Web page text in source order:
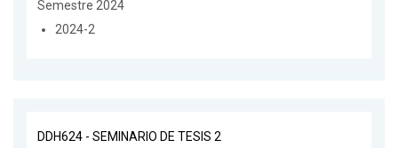
Semestre 2024
2024-2
DDH624 - SEMINARIO DE TESIS 2